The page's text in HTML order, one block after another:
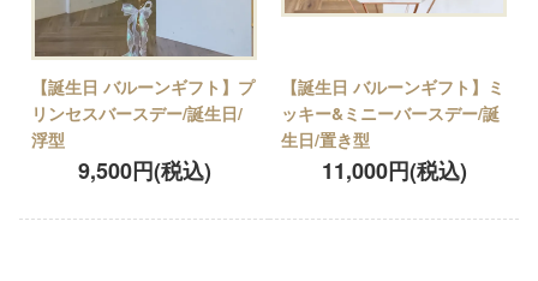
【誕生日 バルーンギフト】プ
リンセスバースデー/誕生日/
浮型
9,500円(税込)
【誕生日 バルーンギフト】ミ
ッキー&ミニーバースデー/誕
生日/置き型
11,000円(税込)